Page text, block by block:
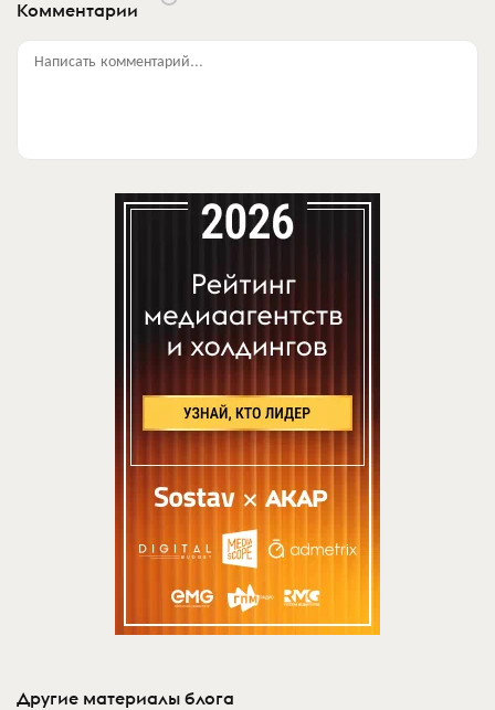
Комментарии
Написать комментарий...
Другие материалы блога